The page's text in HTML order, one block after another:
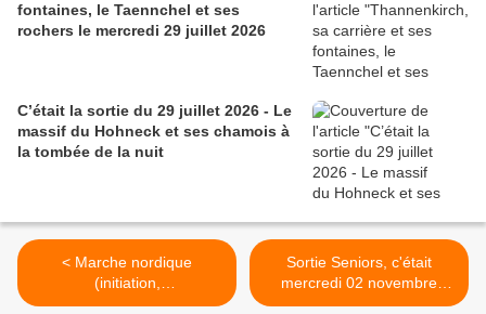
fontaines, le Taennchel et ses
rochers le mercredi 29 juillet 2026
C’était la sortie du 29 juillet 2026 - Le
massif du Hohneck et ses chamois à
la tombée de la nuit
< Marche nordique
(initiation,
perfectionnement), lundi 7
Sortie Seniors, c'était
mercredi 02 novembre
2022, Autour du Hohnack >